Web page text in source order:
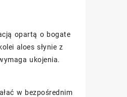
opartą o bogate
aloes słynie z
ukojenia.
w bezpośrednim